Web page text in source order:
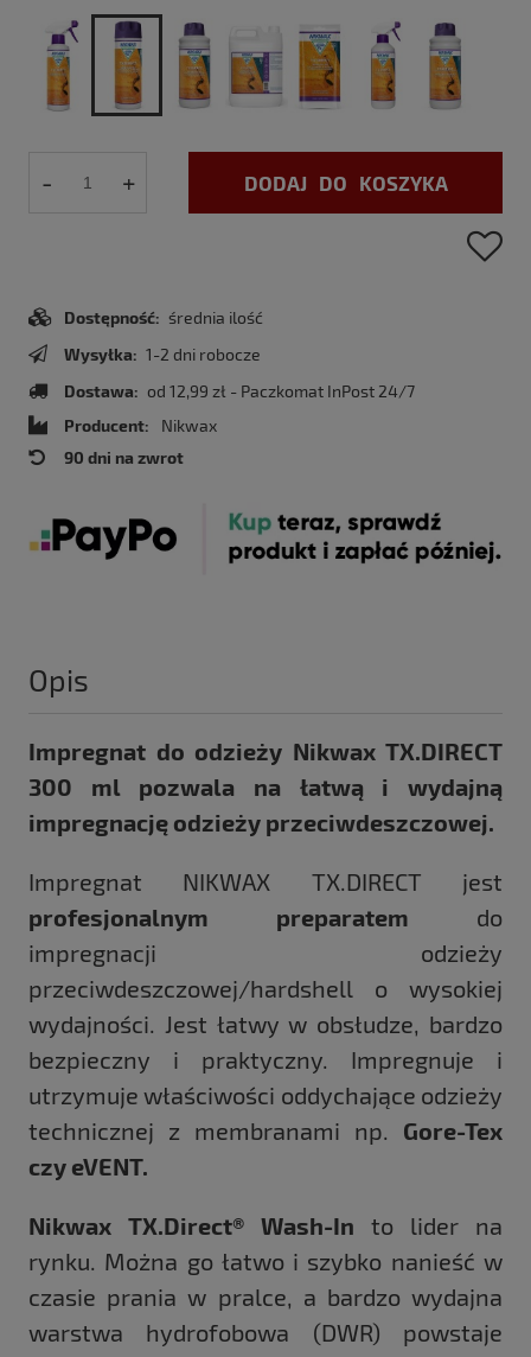
- + DODAJ DO KOSZYKA
Dostępność: średnia ilość
Wysyłka: 1-2 dni robocze
Dostawa: od 12,99 zł - Paczkomat InPost 24/7
Producent:
Nikwax
90 dni na zwrot
Opis
Impregnat do odzieży Nikwax TX.DIRECT
300 ml pozwala na łatwą i wydajną
impregnację odzieży przeciwdeszczowej.
Impregnat NIKWAX TX.DIRECT jest
profesjonalnym preparatem do
impregnacji odzieży
przeciwdeszczowej/hardshell o wysokiej
wydajności. Jest łatwy w obsłudze, bardzo
bezpieczny i praktyczny. Impregnuje i
utrzymuje właściwości oddychające odzieży
technicznej z membranami np. Gore-Tex
czy eVENT.
Nikwax TX.Direct® Wash-In to lider na
rynku. Można go łatwo i szybko nanieść w
czasie prania w pralce, a bardzo wydajna
warstwa hydrofobowa (DWR) powstaje